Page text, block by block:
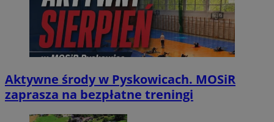
Aktywne środy w Pyskowicach. MOSiR
zaprasza na bezpłatne treningi